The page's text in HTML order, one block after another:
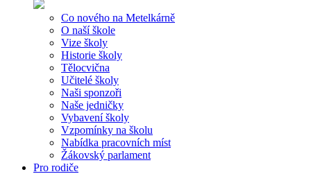
Co nového na Metelkárně
O naší škole
Vize školy
Historie školy
Tělocvična
Učitelé školy
Naši sponzoři
Naše jedničky
Vybavení školy
Vzpomínky na školu
Nabídka pracovních míst
Žákovský parlament
Pro rodiče